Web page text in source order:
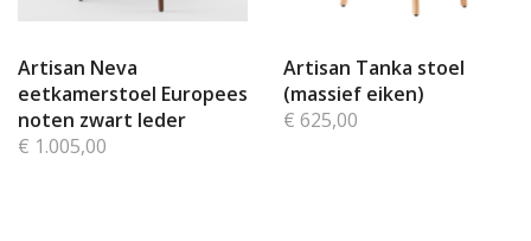
Artisan Neva
eetkamerstoel Europees
noten zwart leder
€ 1.005,00
Artisan Tanka stoel
(massief eiken)
€ 625,00